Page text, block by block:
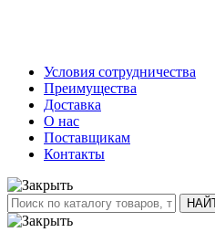
Условия сотрудничества
Преимущества
Доставка
О нас
Поставщикам
Контакты